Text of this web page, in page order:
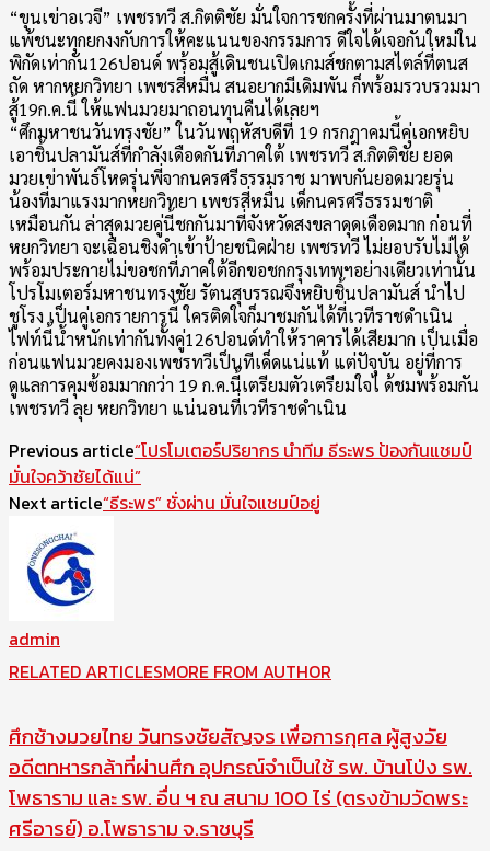
“ขุนเข่าอเวจี” เพชรทวี ส.กิตติชัย มั่นใจการชกครั้งที่ผ่านมาตนมา
แพ้ชนะทุกยกงงกับการให้คะแนนของกรรมการ ดีใจได้เจอกันใหม่ใน
พิกัดเท่ากัน126ปอนด์ พร้อมสู้เดินชนเปิดเกมส์ชกตามสไตล์ที่ตนส
ถัด หากหยกวิทยา เพชรสี่หมื่น สนอยากมีเดิมพัน ก็พร้อมรวบรวมมา
สู้19ก.ค.นี้ ให้แฟนมวยมาถอนทุนคืนได้เลยฯ
“ศึกมหาชนวันทรงชัย” ในวันพฤหัสบดีที่ 19 กรกฎาคมนี้คุ่เอกหยิบ
เอาชิ้นปลามันส์ที่กำลังเดือดกันที่ภาคใต้ เพชรทวี ส.กิตติชัย ยอด
มวยเข่าพันธ์โหดรุ่นพี่จากนครศรีธรรมราช มาพบกันยอดมวยรุ่น
น้องที่มาแรงมากหยกวิทยา เพชรสี่หมื่น เด็กนครศรีธรรมชาติ
เหมือนกัน ล่าสุดมวยคู่นี้ชกกันมาที่จังหวัดสงขลาดุดเดือดมาก ก่อนที่
หยกวิทยา จะเฉือนชิงดำเข้าป้ายชนิดฝ่าย เพชรทวี ไม่ยอบรับไม่ได้
พร้อมประกายไม่ขอชกที่ภาคใต้อีกขอชกกรุงเทพฯอย่างเดียวเท่านั้น
โปรโมเตอร์มหาชนทรงชัย รัตนสุบรรณจึงหยิบชิ้นปลามันส์ นำไป
ชูโรง เป็นคู่เอกรายการนี้ ใครติดใจก็มาชมกันได้ที่เวทีราชดำเนิน
ไฟท์นี้น้ำหนักเท่ากันทั้งคู่126ปอนด์ทำให้ราคารได้เสียมาก เป็นเมื่อ
ก่อนแฟนมวยคงมองเพชรทวีเป็นทีเด็ดแน่แท้ แต่ปัจุบัน อยู่ที่การ
ดูแลการคุมซ้อมมากกว่า 19 ก.ค.นี้เตรียมตัวเตรียมใจไ ด้ชมพร้อมกัน
เพชรทวี ลุย หยกวิทยา แน่นอนที่เวทีราชดำเนิน
Previous article“โปรโมเตอร์ปริยากร นำทีม ธีระพร ป้องกันแชมป์
มั่นใจคว้าชัยได้แน่”
Next article“ธีระพร” ชั่งผ่าน มั่นใจแชมป์อยู่
admin
RELATED ARTICLESMORE FROM AUTHOR
ศึกช้างมวยไทย วันทรงชัยสัญจร เพื่อการกุศล ผู้สูงวัย
อดีตทหารกล้าที่ผ่านศึก อุปกรณ์จำเป็นใช้ รพ. บ้านโป่ง รพ.
โพธาราม และ รพ. อื่น ฯ ณ สนาม 100 ไร่ (ตรงข้ามวัดพระ
ศรีอารย์) อ.โพธาราม จ.ราชบุรี